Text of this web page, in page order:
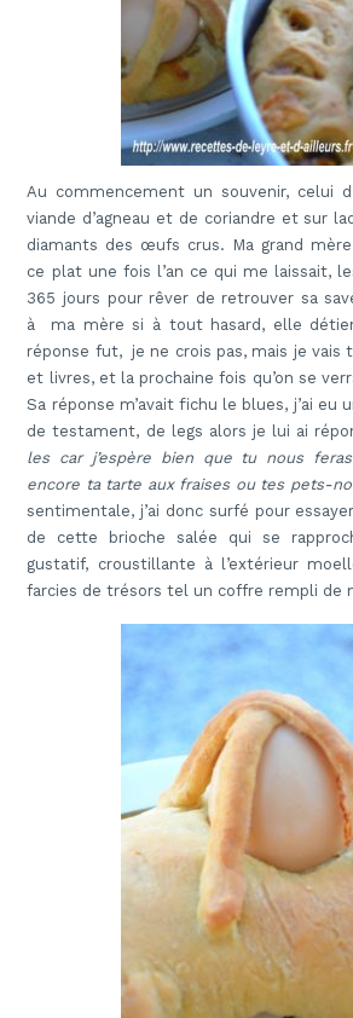
Au commencement un souvenir, celui
viande d’agneau et de coriandre et sur
diamants des œufs crus. Ma grand
ce plat une fois l’an ce qui me laissait,
365 jours pour rêver de retrouver sa
à ma mère si à tout hasard, elle
réponse fut, je ne crois pas, mais je vais
et livres, et la prochaine fois qu’on se
Sa réponse m’avait fichu le blues, j’ai eu
de testament, de legs alors je lui ai
les car j’espère bien que tu nous
encore ta tarte aux fraises ou tes pets-
sentimentale, j’ai donc surfé pour
de cette brioche salée qui se
gustatif, croustillante à l’extérieur
farcies de trésors tel un coffre rempli de